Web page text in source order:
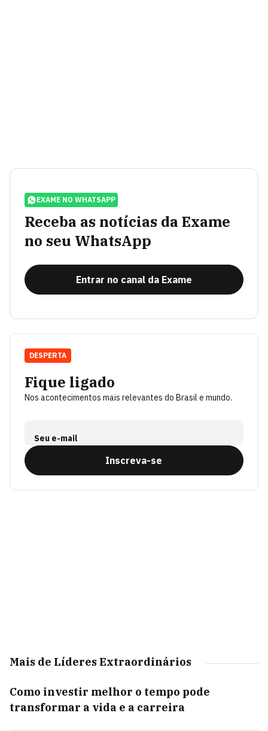
EXAME NO WHATSAPP
Receba as notícias da Exame
no seu WhatsApp
Entrar no canal da Exame
Fique ligado
Nos acontecimentos mais relevantes do Brasil e mundo.
Seu e-mail
Inscreva-se
DESPERTA
Mais de Líderes Extraordinários
Como investir melhor o tempo pode
transformar a vida e a carreira